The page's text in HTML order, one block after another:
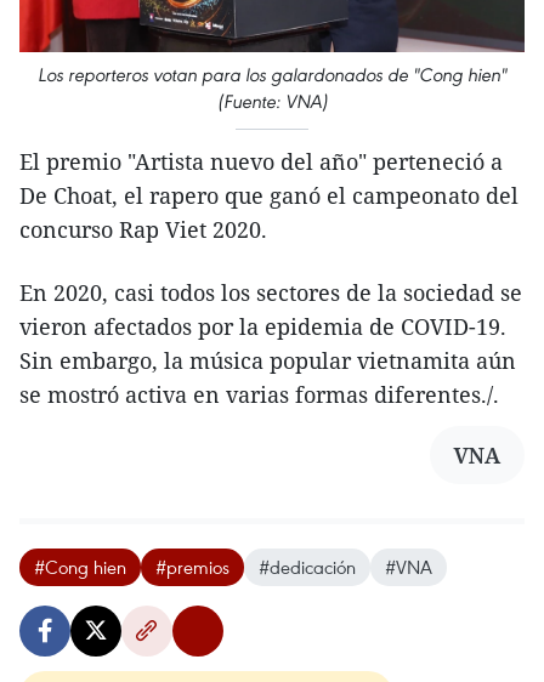
Los reporteros votan para los galardonados de "Cong hien"
(Fuente: VNA)
El premio "Artista nuevo del año" perteneció a
De Choat, el rapero que ganó el campeonato del
concurso Rap Viet 2020.
En 2020, casi todos los sectores de la sociedad se
vieron afectados por la epidemia de COVID-19.
Sin embargo, la música popular vietnamita aún
se mostró activa en varias formas diferentes./.
VNA
#Cong hien #premios #dedicación #VNA